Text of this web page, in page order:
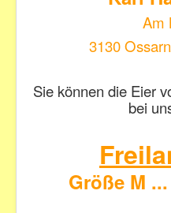
Am
3130
Sie können die Eier
bei
Größe M